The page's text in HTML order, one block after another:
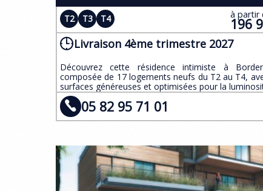
T2 T3 T4 à partir
196
Livraison 4ème trimestre 2027
​Découvrez cette résidence intimiste à
composée de 17 logements neufs du T2 au T4,
surfaces généreuses et optimisées pour la
05 82 95 71 01